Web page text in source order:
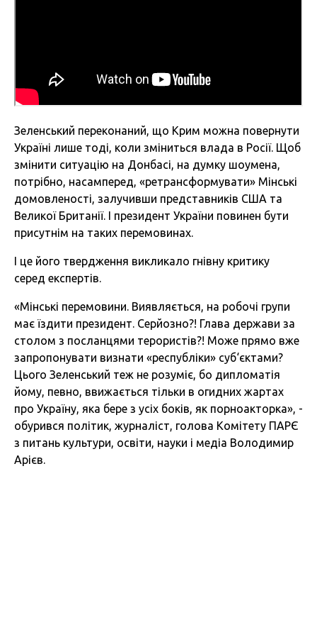
Зеленський переконаний, що Крим можна повернути
Україні лише тоді, коли зміниться влада в Росії. Щоб
змінити ситуацію на Донбасі, на думку шоумена,
потрібно, насамперед, «ретрансформувати» Мінські
домовленості, залучивши представників США та
Великої Британії. І президент України повинен бути
присутнім на таких перемовинах.
І це його твердження викликало гнівну критику
серед експертів.
«Мінські перемовини. Виявляється, на робочі групи
має їздити президент. Серйозно?! Глава держави за
столом з посланцями терористів?! Може прямо вже
запропонувати визнати «республіки» суб‘єктами?
Цього Зеленський теж не розуміє, бо дипломатія
йому, певно, ввижається тільки в огидних жартах
про Україну, яка бере з усіх боків, як порноакторка», -
обурився політик, журналіст, голова Комітету ПАРЄ
з питань культури, освіти, науки і медіа Володимир
Арієв.